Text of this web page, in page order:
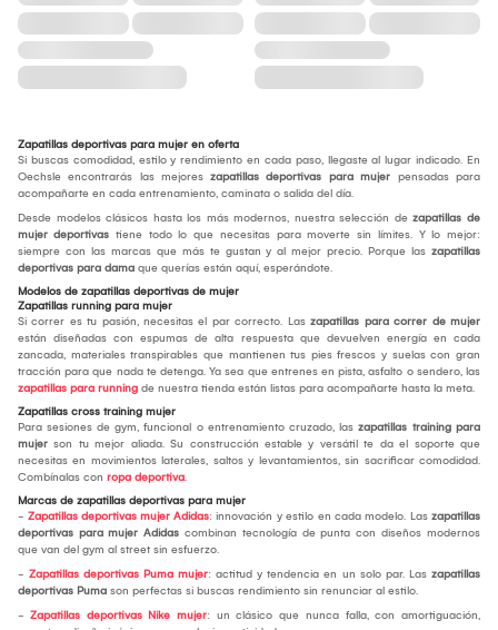
Zapatillas deportivas para mujer en oferta
Si buscas comodidad, estilo y rendimiento en cada paso, llegaste al lugar indicado. En
Oechsle encontrarás las mejores zapatillas deportivas para mujer pensadas para
acompañarte en cada entrenamiento, caminata o salida del día.
Desde modelos clásicos hasta los más modernos, nuestra selección de zapatillas de
mujer deportivas tiene todo lo que necesitas para moverte sin límites. Y lo mejor:
siempre con las marcas que más te gustan y al mejor precio. Porque las zapatillas
deportivas para dama que querías están aquí, esperándote.
Modelos de zapatillas deportivas de mujer
Zapatillas running para mujer
Si correr es tu pasión, necesitas el par correcto. Las zapatillas para correr de mujer
están diseñadas con espumas de alta respuesta que devuelven energía en cada
zancada, materiales transpirables que mantienen tus pies frescos y suelas con gran
tracción para que nada te detenga. Ya sea que entrenes en pista, asfalto o sendero, las
zapatillas para running de nuestra tienda están listas para acompañarte hasta la meta.
Zapatillas cross training mujer
Para sesiones de gym, funcional o entrenamiento cruzado, las zapatillas training para
mujer son tu mejor aliada. Su construcción estable y versátil te da el soporte que
necesitas en movimientos laterales, saltos y levantamientos, sin sacrificar comodidad.
Combínalas con ropa deportiva.
Marcas de zapatillas deportivas para mujer
- Zapatillas deportivas mujer Adidas: innovación y estilo en cada modelo. Las zapatillas
deportivas para mujer Adidas combinan tecnología de punta con diseños modernos
que van del gym al street sin esfuerzo.
- Zapatillas deportivas Puma mujer: actitud y tendencia en un solo par. Las zapatillas
deportivas Puma son perfectas si buscas rendimiento sin renunciar al estilo.
- Zapatillas deportivas Nike mujer: un clásico que nunca falla, con amortiguación,